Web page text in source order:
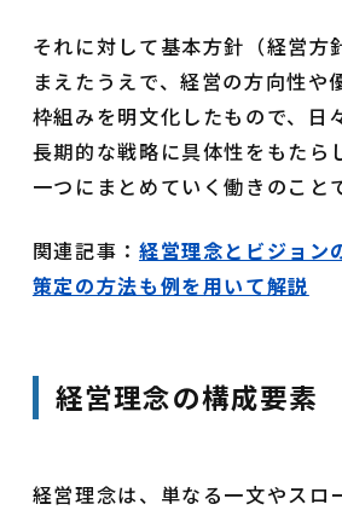
それに対して基本方針（経営方
まえたうえで、経営の方向性や
枠組みを明文化したもので、日
長期的な戦略に具体性をもたら
一つにまとめていく働きのこと
関連記事： 経営理念とビジョン
策定の方法も例を用いて解説
経営理念の構成要素
経営理念は、単なる一文やスロ